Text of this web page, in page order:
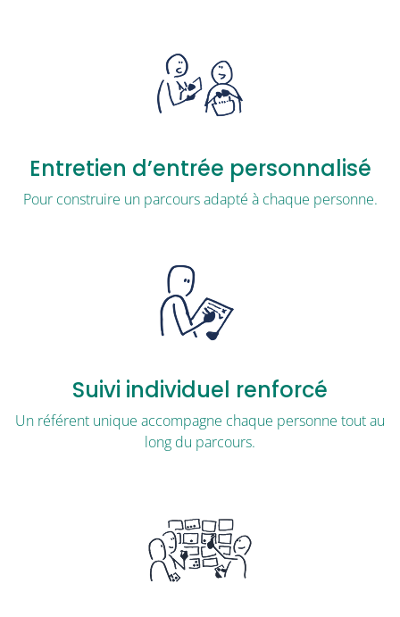
Entretien d’entrée personnalisé
Pour construire un parcours adapté à chaque personne.
Suivi individuel renforcé
Un référent unique accompagne chaque personne tout au
long du parcours.